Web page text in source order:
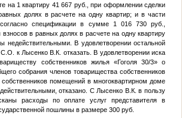
на 1 квартиру 41 667 руб., при оформлении сделки
долях в расчете на одну квартир; и в части
спецификации в сумме 1 016 730 руб.,
в равных долях в расчете на одну квартиру
недействительными. В удовлетворении остальной
к Лысенко В.К. отказать. В удовлетворении иска
собственников жилья «Гоголя 30/3» о
собрания членов товарищества собственников
помещений в многоквартирном доме
отказано. С Лысенко В.К. в пользу
расходы по оплате услуг представителя в
пошлины в размере 300 руб.